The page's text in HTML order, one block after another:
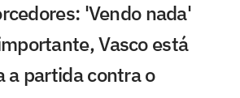
'Vendo nada'
Vasco está
a partida contra o